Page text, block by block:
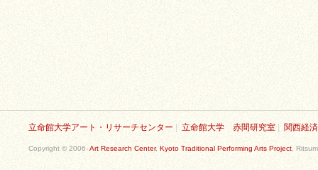
立命館大学アート・リサーチセンター 立命館大学 赤間研究室 関西経
Copyright © 2006-Art Research Center, Kyoto Traditional Performing Arts Project ,